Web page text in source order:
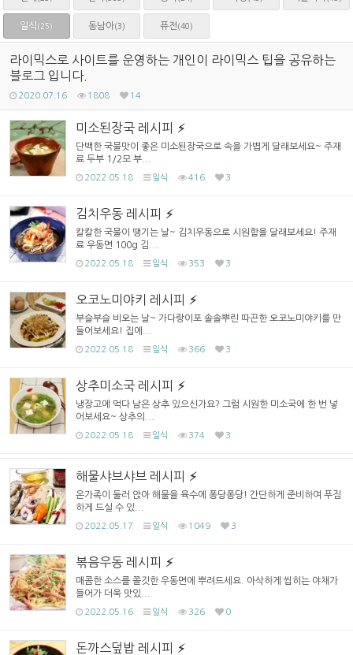
일식 (25) 동남아(3) 퓨전 (40)
라이믹스로 사이트를 운영하는 개인이 라이믹스 팁을 공유하는
블로그 입니다.
2020.07.16 1808 14
미소된장국 레시피
단백한 국물맛이 좋은 미소된장국으로 속을 가볍게 달래보세요~ 주재
료 두부 1/2모 부...
2022.05.18 일식 416 3
김치우동 레시피
칼칼한 국물이 땡기는 날~ 김치우동으로 시원함을 달래보세요! 주재
료 우동면 100g 김...
2022.05.18 일식 353 3
오코노미야키 레시피
부슬부슬 비오는 날~ 가다랑이포 솔솔뿌린 따끈한 오코노미야키를 만
들어보세요! 집에...
2022.05.18 일식 366 3
상추미소국 레시피
냉장고에 먹다 남은 상추 있으신가요? 그럼 시원한 미소국에 한 번 넣
어보세요~ 상추의...
2022.05.18 일식 374 3
해물샤브샤브 레시피
온가족이 둘러 앉아 해물을 육수에 퐁당퐁당! 간단하게 준비하여 푸짐
하게 드실 수 있...
2022.05.17 일식 1049 3
볶음우동 레시피
매콤한 소스를 쫄깃한 우동면에 뿌려드세요. 아삭하게 씹히는 야채가
들어가 더욱 맛있...
2022.05.16 일식 326 0
돈까스덮밥 레시피